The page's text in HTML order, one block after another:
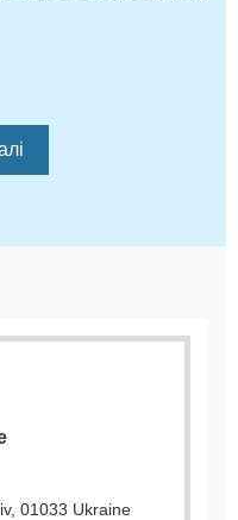
01033 Ukraine